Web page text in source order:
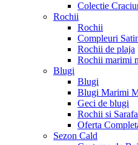
Colectie
Rochii
Rochii
Compleuri
Rochii de plaja
Rochii marimi
Blugi
Blugi
Blugi Marimi
Geci de blugi
Rochii si
Oferta
Sezon Cald